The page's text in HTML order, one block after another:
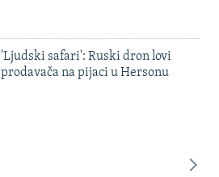
'Ljudski safari': Ruski dron lovi
prodavača na pijaci u Hersonu